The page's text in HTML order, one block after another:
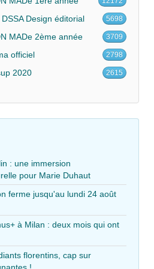
Design éditorial 5698
MADe 2ème année 3709
officiel 2798
2020 2615
: une immersion
pour Marie Duhaut
ferme jusqu'au lundi 24 août
à Milan : deux mois qui ont
florentins, cap sur
!